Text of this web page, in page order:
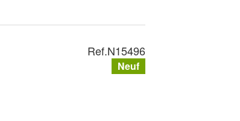
Ref.N15496
Neuf